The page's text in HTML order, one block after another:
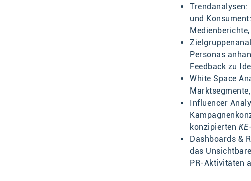
und
Personas
Feedback zu
White Space
Influencer
konzipierten
Dashboards &
das
PR-Aktivitäten